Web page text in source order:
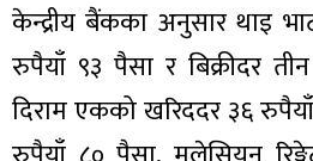
केन्द्रीय बैंकका अनुसार थाइ
रुपैयाँ ९३ पैसा र बिक्रीदर
दिराम एकको खरिददर ३६